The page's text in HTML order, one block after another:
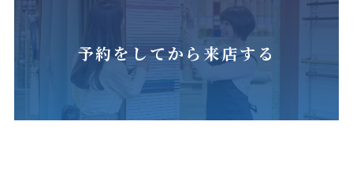
予約をしてから来店する